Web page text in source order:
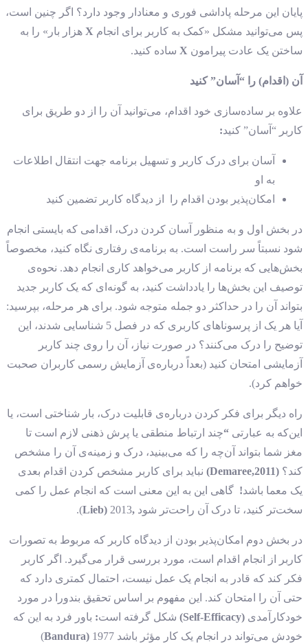
پایان این مرحله پاداشی فوری و معنادار وجود دارد؟ اگر چنین است،
پس می‌توانید مشکل «کمک به کاربر برای انجام
هزار بار» را به
ساختن یک عادت پیرامون
ساده کنید.
آن (اقدام) را “آسان” کنید
علاوه بر ساده‌سازی خود اقدام، می‌توانید آن را از دو طریق برای
کاربر “آسان” کنید:
آسان برای درک کاربر و تسهیل برنامه جهت انتقال اطلاعات
به او
امکان‌پذیر بودن اقدام را از دیدگاه کاربر تضمین کنید
در بخش اول و به منظور آسان کردن درک، اقدامی که بایستی انجام
شود نسبتاً سر راست است. به برنامه‌ی رفتاری نگاه کنید، مخصوصاً
بخش‌هایی که برنامه از کاربر می‌خواهد کاری انجام دهد. نحوه‌ی
توصیف این بخش‌ها را یادداشت کنید، به گونه‌ای که یک کاربر جدید
بتواند آن را در حداکثر دو جمله متوجه شود. برای هر مرحله، بپرسید:
آیا هر یک از پرسوناهای کاربری که در فصل 5 شناسایی شدند، این
توضیح را درک می‌کنند؟ در صورت نیاز، آن را روی چند کاربر
آزمایشی امتحان کنید (بعداً درباره‌ی آزمایش رسمی کاربران صحبت
خواهم کرد).
راه دیگر برای فکر کردن درباره‌ی قابلیت درک، بار شناختی است، یا
این‌که به عبارتی “چند ارتباط منطقی یا پرش ذهنی لازم است تا
مغز شما بتواند آن‌چه را که می‌بینید، درک و زمینه‌ی آن را مشخص
کند؟ (Demaree,2011)
نباید برای کاربر مشخص کردن اقدام بعدی
یک معما باشد! گاهی این به این معنی است که انجام عمل را کمی
سخت‌تر کنید، تا درک آن راحت‌تر شود ,Lieb)
2013).
در بخش دوم امکان‌پذیر بودن از دیدگاه کاربر که مربوط به تصورات
کاربر از انجام اقدام است، مورد بررسی قرار می‌گیرد. اگر کاربر
فکر کند که قادر به انجام یک عمل نیست، احتمال کمتری دارد که
حتی آن را امتحان کند. این مفهوم بر اساس تحقیق بندورا در مورد
خودکارآمدی (Self-Efficacy) شکل گرفته است: باور فرد به این که
خودش می‌تواند در انجام یک کار مؤثر باشد 1977)